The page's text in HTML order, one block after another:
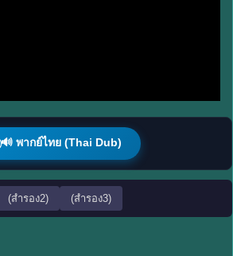
🔊 พากย์ไทย (Thai Dub)
(สำรอง2) (สำรอง3)